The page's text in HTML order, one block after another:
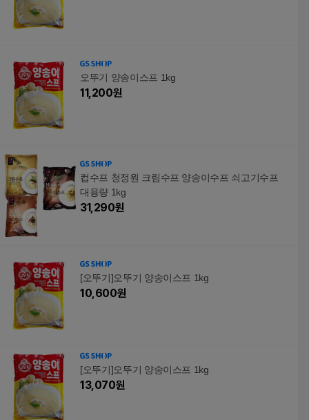
오뚜기 양송이스프 1kg
11,200원
컵수프 청정원 크림수프 양송이수프 쇠고기수프
대용량 1kg
31,290원
[오뚜기]오뚜기 양송이스프 1kg
10,600원
[오뚜기]오뚜기 양송이스프 1kg
13,070원